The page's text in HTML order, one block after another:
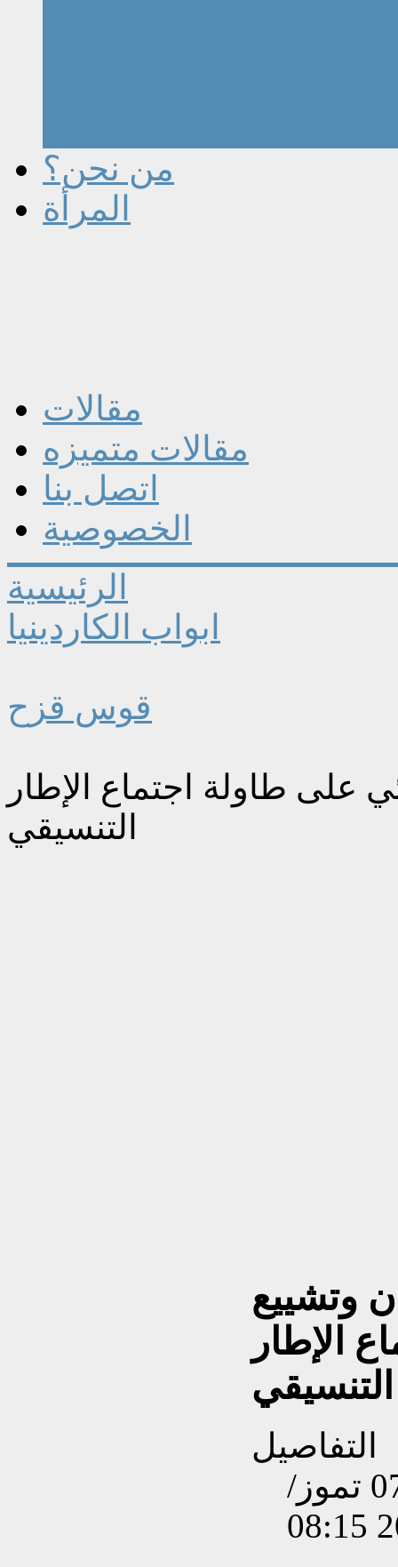
من نحن؟
المرأة
مقالات
مقالات متميزه
اتصل بنا
الخصوصية
الرئيسية
ابواب الكاردينيا
قوس قزح
على طاولة اجتماع الإطار
التنسيقي
وتشييع
الإطار
التنسيقي
التفاصيل
تم إنشاءه بتاريخ الثلاثاء, 07 تموز/